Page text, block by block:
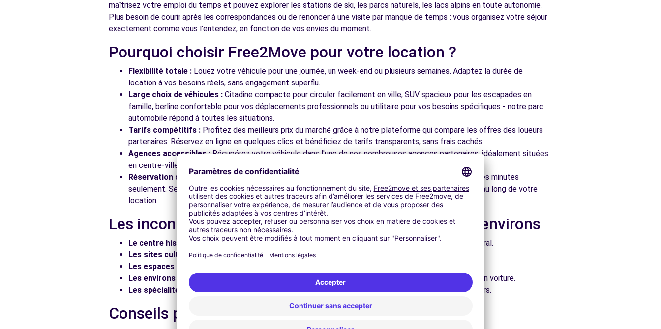
VIENNE CEDEX, FR-38, 38200
Free2Move Rent - GARAGE GUTTARL SARL - PIERRE-BENITE (C)
13.2 km
Free2move Rent - MONNET AUTOMOBILES - SAINT GENIS LAVAL (F)
13.2 km
Free2Move Rent - GARAGE DE GADAGNE - ST-GENIS-LAVAL (C)
13.4 km
maîtrisez votre emploi du temps et pouvez explorer les stations de ski, les parcs naturels, les lacs alpins en toute autonomie.
Plus besoin de courir après les correspondances ou de renoncer à une visite par manque de temps : vous organisez votre séjour
exactement comme vous l'entendez, en fonction de vos envies du moment.
Pourquoi choisir Free2Move pour votre location ?
Flexibilité totale : Louez votre véhicule pour une journée, un week-end ou plusieurs semaines. Adaptez la durée de
location à vos besoins réels, sans engagement superflu.
Large choix de véhicules : Citadine compacte pour circuler facilement en ville, SUV spacieux pour les escapades en
famille, berline confortable pour vos déplacements professionnels ou utilitaire pour vos besoins spécifiques - notre parc
automobile répond à toutes les situations.
Tarifs compétitifs : Profitez des meilleurs prix du marché grâce à notre plateforme qui compare les offres des loueurs
partenaires. Réservez en ligne en quelques clics et bénéficiez de tarifs transparents, sans frais cachés.
Agences accessibles : Récupérez votre véhicule dans l'une de nos nombreuses agences partenaires, idéalement situées
en centre-ville, en gare ou près des aéroports pour faciliter le démarrage de votre séjour.
Réservation simplifiée :Notre plateforme intuitive vous permet de réserver votre véhicule en quelques minutes
seulement. Service client disponible pour répondre à toutes vos questions et vous accompagner tout au long de votre
location.
Les incontournables à découvrir à Givors et dans les environs
Le centre historique :Flânez dans les ruelles du cœur de ville et découvrez son patrimoine architectural.
Les sites culturels :Visitez les musées et monuments qui font la richesse de Givors.
Les espaces naturels :
Les environs :
Explorez les stations de ski, les parcs naturels, les lacs alpins, facilement accessibles en voiture.
Les spécialités locales :Découvrez la gastronomie régionale dans les restaurants et marchés de Givors.
Conseils pratiques pour conduire à Givors